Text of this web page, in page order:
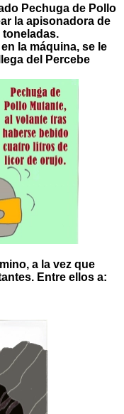
Pechuga de Pollo
la apisonadora de
la máquina, se le
del Percebe
a la vez que
Entre ellos a: